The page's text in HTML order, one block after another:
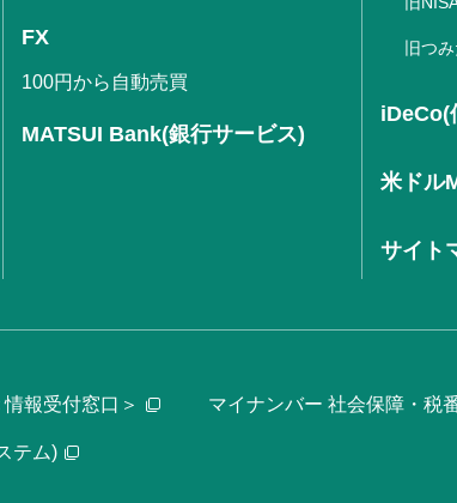
FX
100円から自動売買
MATSUI Bank(銀行サービス)
旧つ
iDeCo(
米ドル
サイト
報受付窓口＞ マイナンバー 社会保障・税
テム)